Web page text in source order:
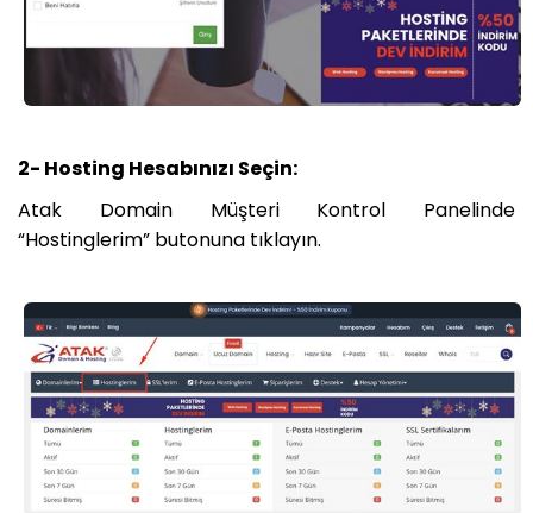
2- Hosting Hesabınızı Seçin:
Atak Domain Müşteri Kontrol Panelinde
“Hostinglerim” butonuna tıklayın.